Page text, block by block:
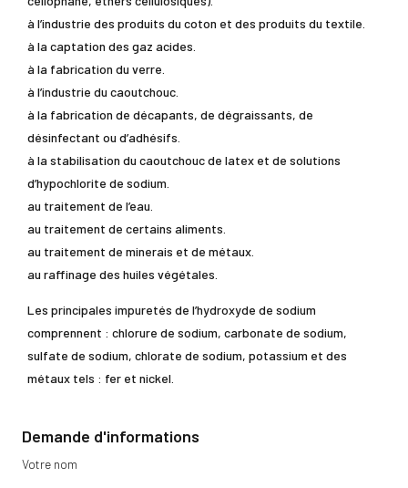
à l’industrie des produits du coton et des produits du textile.
à la captation des gaz acides.
à la fabrication du verre.
à l’industrie du caoutchouc.
à la fabrication de décapants, de dégraissants, de
désinfectant ou d’adhésifs.
à la stabilisation du caoutchouc de latex et de solutions
d’hypochlorite de sodium.
au traitement de l’eau.
au traitement de certains aliments.
au traitement de minerais et de métaux.
au raffinage des huiles végétales.
Les principales impuretés de l’hydroxyde de sodium
comprennent : chlorure de sodium, carbonate de sodium,
sulfate de sodium, chlorate de sodium, potassium et des
métaux tels : fer et nickel.
Demande d'informations
Votre nom